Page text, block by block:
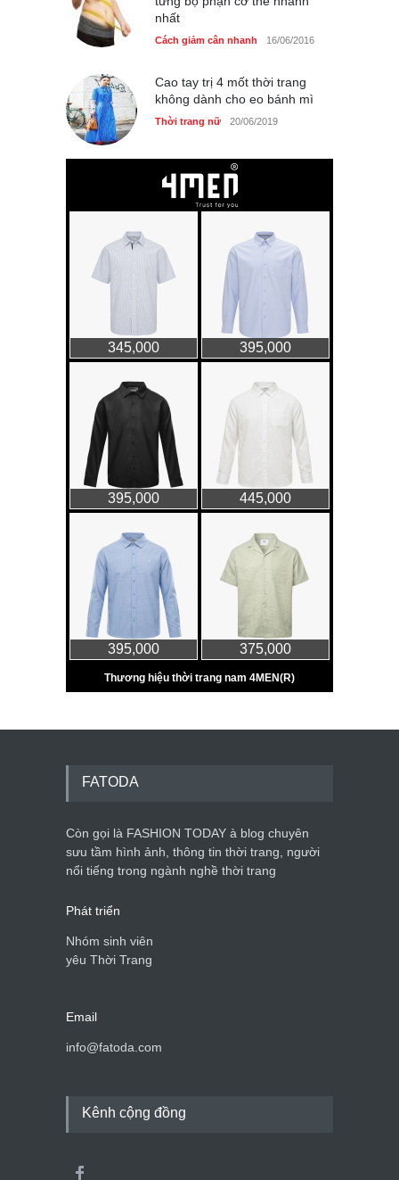
nhất
Cách giảm cân nhanh 16/06/2016
Cao tay trị 4 mốt thời trang
không dành cho eo bánh mì
Thời trang nữ 20/06/2019
FATODA
Còn gọi là FASHION TODAY à blog chuyên
sưu tầm hình ảnh, thông tin thời trang, người
nổi tiếng trong ngành nghề thời trang
Phát triển
Nhóm sinh viên
yêu Thời Trang
Email
info@fatoda.com
Kênh cộng đồng